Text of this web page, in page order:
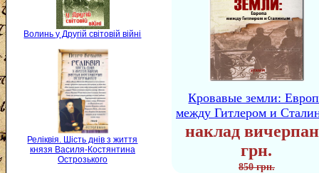
Волинь у Другій світовій війні
Реліквія. Шість днів з життя
князя Василя-Костянтина
Острозького
Кровавые земли:
между Гитлером и
наклад
грн.
850 грн.